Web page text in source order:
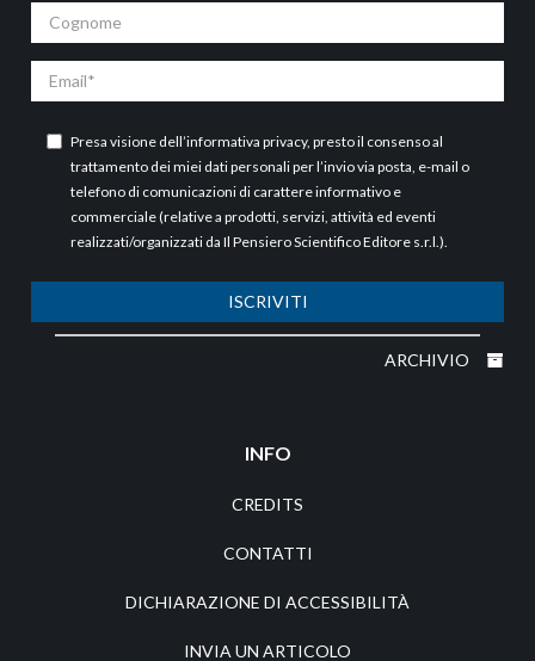
Cognome
Email
Presa visione dell’informativa privacy, presto il consenso al
trattamento dei miei dati personali per l’invio via posta, e-mail o
telefono di comunicazioni di carattere informativo e
commerciale (relative a prodotti, servizi, attività ed eventi
realizzati/organizzati da Il Pensiero Scientifico Editore s.r.l.).
ISCRIVITI
ARCHIVIO
INFO
CREDITS
CONTATTI
DICHIARAZIONE DI ACCESSIBILITÀ
INVIA UN ARTICOLO